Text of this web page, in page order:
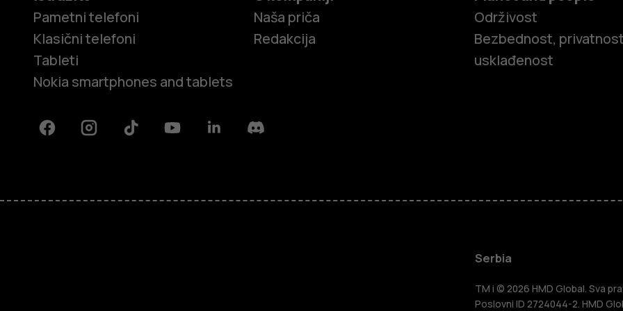
Pametni
Pametni telefoni
Klasični telefoni
Tableti
Nokia smartphones and tablets
Naša priča
Redakcija
Održivost
Bezbednost,
usklađenost
FacebookInstagramTiktok YoutubeLinkedinDiscord
Serbia
TM i © 2026 HMD Global. Sva
Poslovni ID 2724044-2. HMD